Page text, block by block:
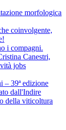
morfologica
coinvolgente,
i compagni.
Canestri,
jobs
– 39ª edizione
dall'Indire
della viticoltura